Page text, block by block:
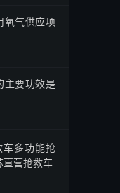
氧气供应项
主要功效是
多功能抢
直营抢救车